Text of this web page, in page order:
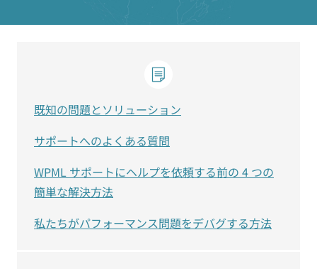
ッ
既知の問題とソリューション
サポートへのよくある質問
WPML サポートにヘルプを依頼する前の 4 つの
簡単な解決方法
私たちがパフォーマンス問題をデバグする方法